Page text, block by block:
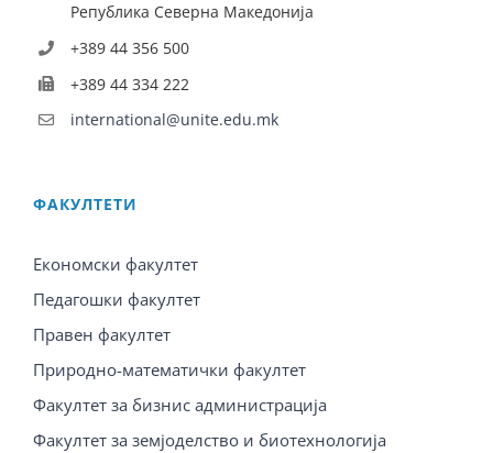
Република Северна Македонија
+389 44 356 500
+389 44 334 222
international@unite.edu.mk
ФАКУЛТЕТИ
Економски факултет
Педагошки факултет
Правен факултет
Природно-математички факултет
Факултет за бизнис администрација
Факултет за земјоделство и биотехнологија